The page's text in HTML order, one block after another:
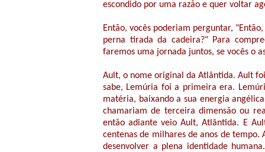
escondido por uma razão e quer voltar
Então, vocês poderiam perguntar,
perna tirada da cadeira?" Para
faremos uma jornada juntos, se vocês o
Ault, o nome original da Atlântida. Ault
sabe, Lemúria foi a primeira era.
matéria, baixando a sua energia
chamariam de terceira dimensão ou
então adiante veio Ault, Atlântida. E
centenas de milhares de anos de
desenvolver a plena identidade